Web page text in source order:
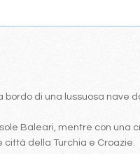
di una lussuosa nave
Baleari, mentre con una
città della Turchia e Croazie.